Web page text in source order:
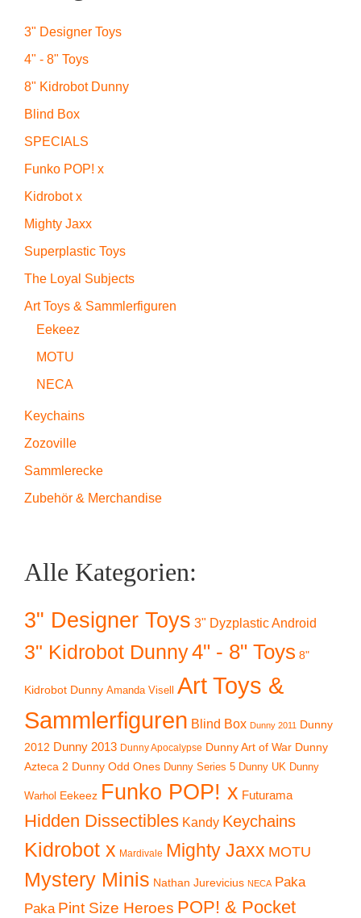
3" Designer Toys
4" - 8" Toys
8" Kidrobot Dunny
Blind Box
SPECIALS
Funko POP! x
Kidrobot x
Mighty Jaxx
Superplastic Toys
The Loyal Subjects
Art Toys & Sammlerfiguren
Eekeez
MOTU
NECA
Keychains
Zozoville
Sammlerecke
Zubehör & Merchandise
Alle Kategorien:
3" Designer Toys 3" Dyzplastic Android
3" Kidrobot Dunny4" - 8" Toys 8"
Kidrobot Dunny Amanda Visell Art Toys &
Sammlerfiguren Blind Box Dunny 2011 Dunny
2012 Dunny 2013 Dunny Apocalypse Dunny Art of War Dunny
Azteca 2 Dunny Odd Ones Dunny Series 5 Dunny UK Dunny
Warhol Eekeez Funko POP! x Futurama
Hidden Dissectibles Kandy Keychains
Kidrobot x Mardivale Mighty Jaxx MOTU
Mystery Minis Nathan Jurevicius NECA Paka
Paka Pint Size Heroes POP! & Pocket